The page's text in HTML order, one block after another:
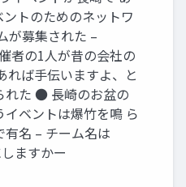
トのためのネットワ
が募集された –
者の1人が昔の会社の
れば手伝いますよ、と
れた ● 長崎のお盆の
ベントは爆竹を鳴 ら
有名 – チーム名は
ますかー